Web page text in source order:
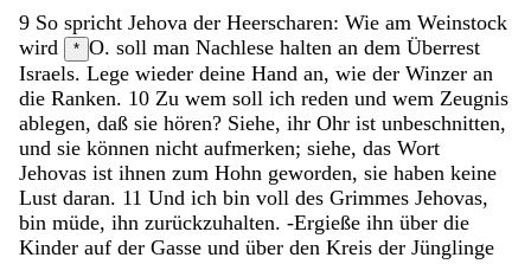
9 So spricht Jehova der Heerscharen: Wie am Weinstock
wird
* O. soll man Nachlese halten an dem Überrest
Israels. Lege wieder deine Hand an, wie der Winzer an
die Ranken. 10 Zu wem soll ich reden und wem Zeugnis
ablegen, daß sie hören? Siehe, ihr Ohr ist unbeschnitten,
und sie können nicht aufmerken; siehe, das Wort
Jehovas ist ihnen zum Hohn geworden, sie haben keine
Lust daran. 11 Und ich bin voll des Grimmes Jehovas,
bin müde, ihn zurückzuhalten. -Ergieße ihn über die
Kinder auf der Gasse und über den Kreis der Jünglinge